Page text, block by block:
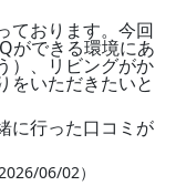
ております。今回
ができる環境にあ
）、リビングがか
をいただきたいと
に行った口コミが
2026/06/02）